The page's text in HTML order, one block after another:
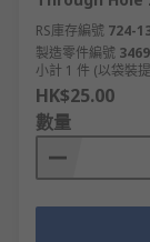
RS庫存編號 724-
製造零件編號
小計 1 件 (以袋裝
HK$25.00
數量